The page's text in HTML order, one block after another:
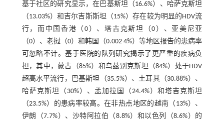
基于社区的研究显示，在巴基斯坦（16.6%）、哈萨克斯坦
（13.03%）和吉尔吉斯斯坦（15%）存在较为明显的HDV流
行，而中国香港（0）、塔吉克斯坦（0）、亚美尼亚
（0）、老挝（0）和韩国（0.002 4%）等地区报告的患病率
可忽略不计。基于医院的队列研究揭示了更严重的疾病负
担，其中，蒙古（85%）和乌兹别克斯坦（84%）处于HDV
超高水平流行，巴基斯坦（35.5%）、土耳其（30.88%）、
哈萨克斯坦（30%）、孟加拉国（24.4%）和塔吉克斯坦
（23.5%）的患病率较高。在非热点地区的越南（13%）、
伊朗（7.7%）、沙特阿拉伯（8.8%）和以色列（8.6%）的